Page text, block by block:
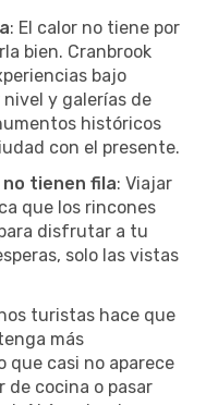
: El calor no tiene por
bien. Cranbrook
bajo
y galerías de
históricos
con el presente.
no tienen fila: Viajar
que los rincones
disfrutar a tu
solo las vistas
turistas hace que
más
que casi no aparece
de cocina o pasar